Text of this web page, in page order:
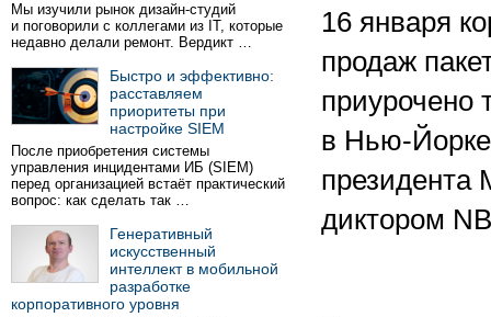
Мы изучили рынок дизайн-студий
и поговорили с коллегами из IT, которые
недавно делали ремонт. Вердикт …
Быстро и эффективно:
расставляем
приоритеты при
настройке SIEM
После приобретения системы
управления инцидентами ИБ (SIEM)
перед организацией встаёт практический
вопрос: как сделать так …
Генеративный
искусственный
интеллект в мобильной
разработке
корпоративного уровня
16 января
продаж
приурочено
в Нью-Йорке
президента
диктором